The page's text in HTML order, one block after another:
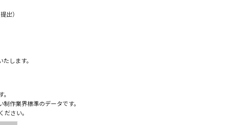
出）
します。
作業界標準のデータです。
さい。